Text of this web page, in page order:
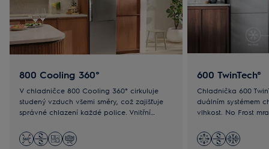
800 Cooling 360°
V chladničce 800 Cooling 360° cirkuluje
studený vzduch všemi směry, což zajišťuje
správné chlazení každé police. Vnitřní
rovnoměrnou teplotu.
600 TwinTech®
Chladnička 600
duálním systémem
vlhkost. No Frost
odmrazovat.